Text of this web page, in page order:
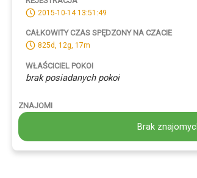
2015-10-14 13:51:49
CAŁKOWITY CZAS SPĘDZONY NA CZACIE
825d, 12g, 17m
WŁAŚCICIEL POKOI
brak posiadanych pokoi
ZNAJOMI
Brak